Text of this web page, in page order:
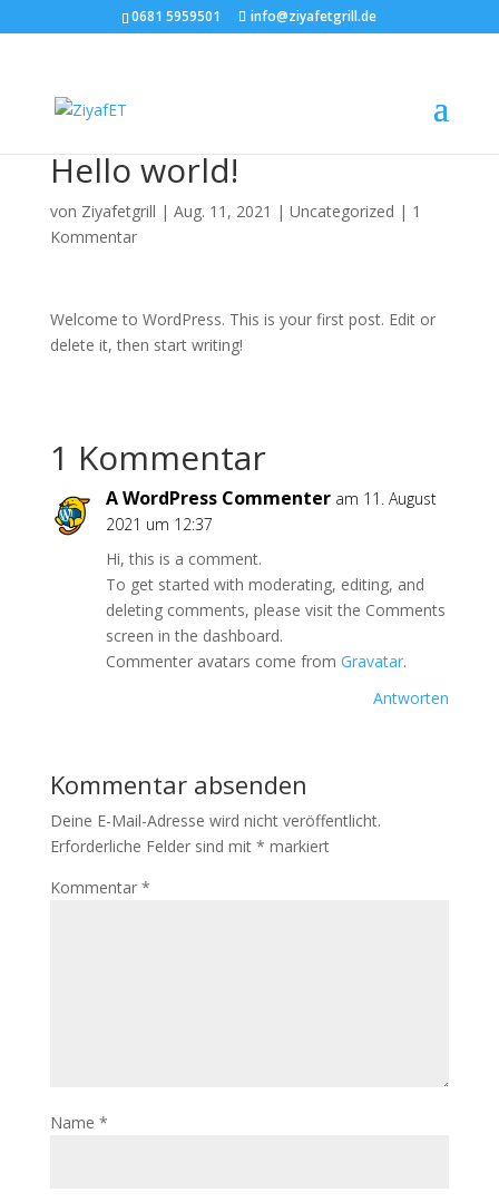
0681 5959501 info@ziyafetgrill.de
Hello world!
von Ziyafetgrill | Aug. 11, 2021 | Uncategorized | 1
Kommentar
Welcome to WordPress. This is your first post. Edit or
delete it, then start writing!
1 Kommentar
A WordPress Commenter am 11. August
2021 um 12:37
Hi, this is a comment.
To get started with moderating, editing, and
deleting comments, please visit the Comments
screen in the dashboard.
Commenter avatars come from Gravatar.
Antworten
Kommentar absenden
Deine E-Mail-Adresse wird nicht veröffentlicht.
Erforderliche Felder sind mit * markiert
Kommentar *
Name *